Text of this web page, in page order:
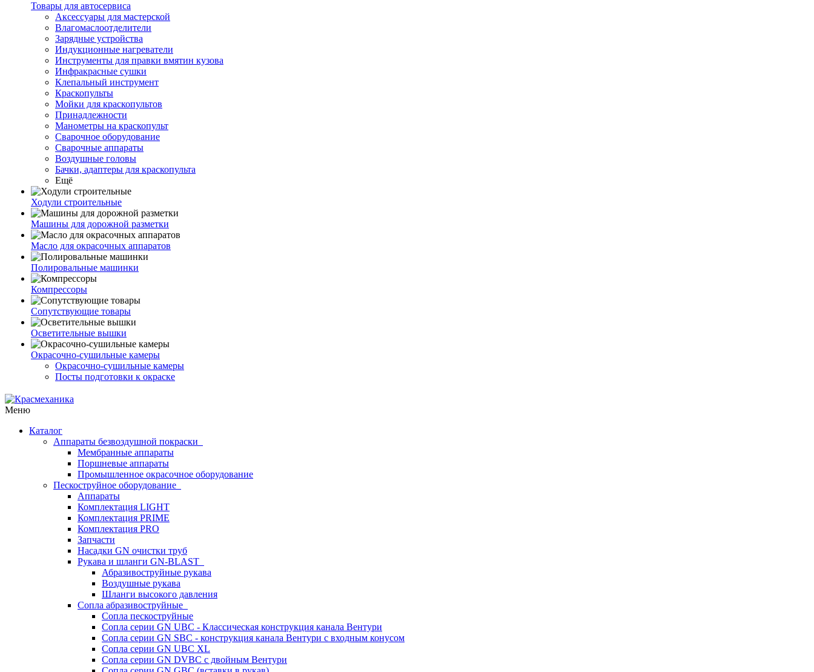
Товары для автосервиса
Аксессуары для мастерской
Влагомаслоотделители
Зарядные устройства
Индукционные нагреватели
Инструменты для правки вмятин кузова
Инфракрасные сушки
Клепальный инструмент
Краскопульты
Мойки для краскопультов
Принадлежности
Манометры на краскопульт
Сварочное оборудование
Сварочные аппараты
Воздушные головы
Бачки, адаптеры для краскопульта
Ещё
Ходули строительные
Машины для дорожной разметки
Масло для окрасочных аппаратов
Полировальные машинки
Компрессоры
Сопутствующие товары
Осветительные вышки
Окрасочно-сушильные камеры
Окрасочно-сушильные камеры
Посты подготовки к окраске
Меню
Каталог
Аппараты безвоздушной покраски
Мембранные аппараты
Поршневые аппараты
Промышленное окрасочное оборудование
Пескоструйное оборудование
Аппараты
Комплектация LIGHT
Комплектация PRIME
Комплектация PRO
Запчасти
Насадки GN очистки труб
Рукава и шланги GN-BLAST
Абразивоструйные рукава
Воздушные рукава
Шланги высокого давления
Сопла абразивоструйные
Сопла пескоструйные
Сопла серии GN UBC - Классическая конструкция канала Вентури
Сопла серии GN SBC - конструкция канала Вентури c входным конусом
Сопла серии GN UBC XL
Сопла серии GN DVBC с двойным Вентури